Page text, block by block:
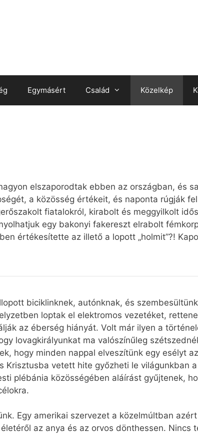
Egymásért Család Közelkép
elszaporodtak ebben az országban, és
a közösség értékeit, és naponta rúgják
fiatalokról, kirabolt és meggyilkolt
egy bakonyi fakereszt elrabolt
értékesítette az illető a lopott „holmit”?!
biciklinknek, autónknak, és
loptak el elektromos vezetéket,
az éberség hiányát. Volt már ilyen a
lovagkirályunkat ma valószínűleg
hogy minden nappal elveszítünk egy esélyt
Krisztusba vetett hite győzheti le világunkban
plébánia közösségében aláírást gyűjtenek,
Egy amerikai szervezet a közelmúltban
az anya és az orvos dönthessen. Nincs